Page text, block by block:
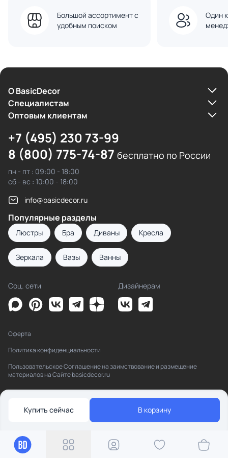
Большой ассортимент с
удобным поиском
Один
Купить сейчас В корзину
О BasicDecor
Cпециалистам
Оптовым клиентам
+7 (495) 230 73-99
8 (800) 775-74-87 бесплатно по России
пн - пт : 09:00 - 18:00
сб - вс : 10:00 - 18:00
info@basicdecor.ru
Популярные разделы
Люстры Бра Диваны Кресла
Зеркала Вазы Ванны
Соц. сети Дизайнерам
Оферта
Политика конфиденциальности
Пользовательское Соглашение на заимствование и размещение
материалов на Сайте basicdecor.ru